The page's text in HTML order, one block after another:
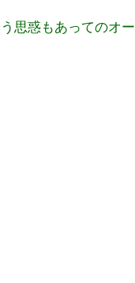
思惑もあってのオー